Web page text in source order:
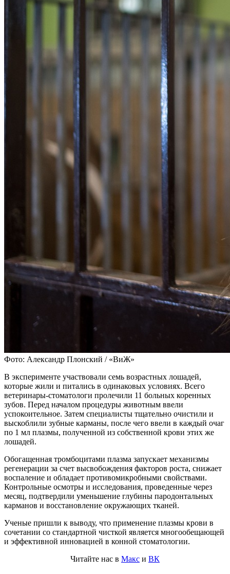
Фото: Александр Плонский / «ВиЖ»
В эксперименте участвовали семь возрастных лошадей,
которые жили и питались в одинаковых условиях. Всего
ветеринары-стоматологи пролечили 11 больных коренных
зубов. Перед началом процедуры животным ввели
успокоительное. Затем специалисты тщательно очистили и
выскоблили зубные карманы, после чего ввели в каждый очаг
по 1 мл плазмы, полученной из собственной крови этих же
лошадей.
Обогащенная тромбоцитами плазма запускает механизмы
регенерации за счет высвобождения факторов роста, снижает
воспаление и обладает противомикробными свойствами.
Контрольные осмотры и исследования, проведенные через
месяц, подтвердили уменьшение глубины пародонтальных
карманов и восстановление окружающих тканей.
Ученые пришли к выводу, что применение плазмы крови в
сочетании со стандартной чисткой является многообещающей
и эффективной инновацией в конной стоматологии.
Читайте нас в Макс и ВК